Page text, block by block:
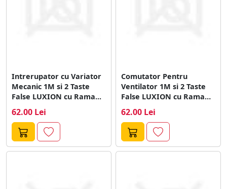
Intrerupator cu Variator
Mecanic 1M si 2 Taste
False LUXION cu Rama...
62.00 Lei
Comutator Pentru
Ventilator 1M si 2 Taste
False LUXION cu Rama
62.00 Lei